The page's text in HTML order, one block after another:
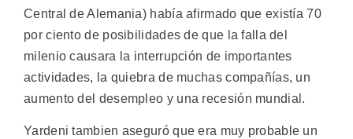
Central de Alemania) había afirmado que existía 70
por ciento de posibilidades de que la falla del
milenio causara la interrupción de importantes
actividades, la quiebra de muchas compañías, un
aumento del desempleo y una recesión mundial.
Yardeni tambien aseguró que era muy probable un